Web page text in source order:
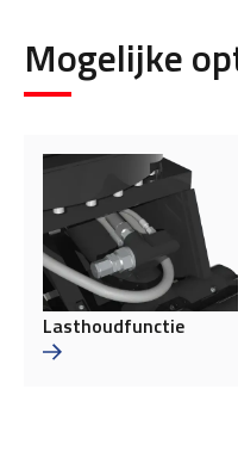
Mogelijke
Lasthoudfunctie